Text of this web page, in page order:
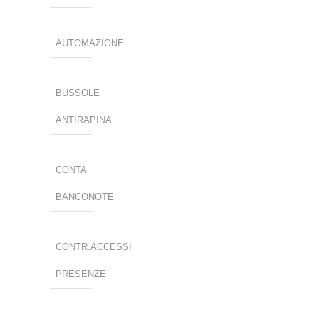
AUTOMAZIONE
BUSSOLE
ANTIRAPINA
CONTA
BANCONOTE
CONTR.ACCESSI
PRESENZE